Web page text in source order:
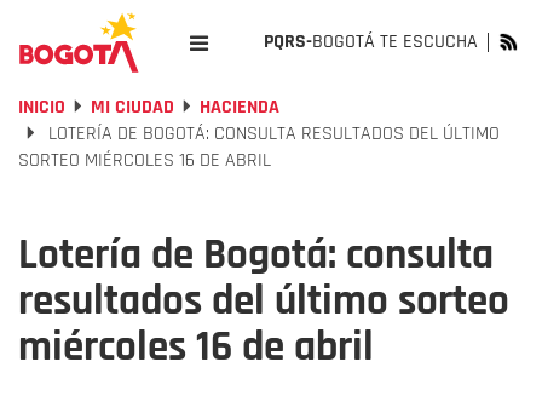
PQRS-BOGOTÁ TE ESCUCHA
INICIO MI CIUDAD
HACIENDA
LOTERÍA DE BOGOTÁ: CONSULTA RESULTADOS DEL ÚLTIMO
SORTEO MIÉRCOLES 16 DE ABRIL
Lotería de Bogotá: consulta
resultados del último sorteo
miércoles 16 de abril